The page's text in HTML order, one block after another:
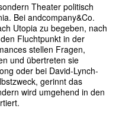
Theater politisch
Bei andcompany&Co.
Utopia zu begeben, nach
Fluchtpunkt in der
stellen Fragen,
und übertreten sie
oder bei David-Lynch-
gerinnt das
wird umgehend in den